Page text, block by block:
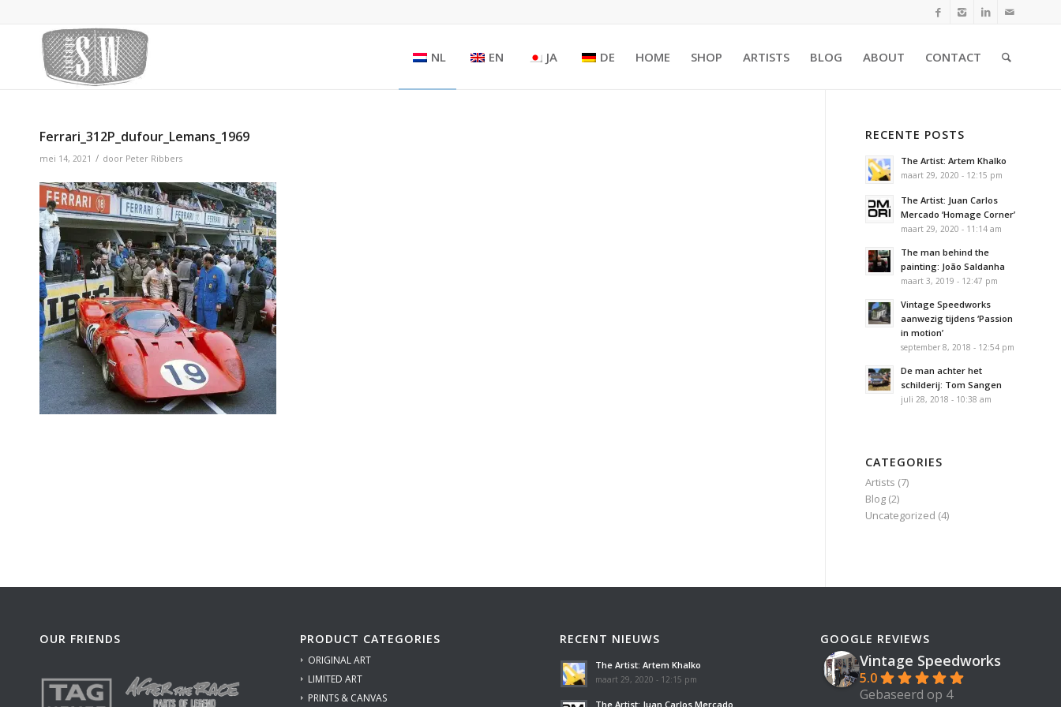
NL EN JA DE HOME SHOP ARTISTS BLOG ABOUT CONTACT
Ferrari_312P_dufour_Lemans_1969
mei 14, 2021 / door Peter Ribbers
RECENTE POSTS
The Artist: Artem Khalko
maart 29, 2020 - 12:15 pm
The Artist: Juan Carlos
Mercado ‘Homage Corner’
maart 29, 2020 - 11:14 am
The man behind the
painting: João Saldanha
maart 3, 2019 - 12:47 pm
Vintage Speedworks
aanwezig tijdens ‘Passion
in motion’
september 8, 2018 - 12:54 pm
De man achter het
schilderij: Tom Sangen
juli 28, 2018 - 10:38 am
CATEGORIES
Artists (7)
Blog (2)
Uncategorized (4)
OUR FRIENDS PRODUCT CATEGORIES
ORIGINAL ART
LIMITED ART
PRINTS & CANVAS
RECENT NIEUWS
The Artist: Artem Khalko
maart 29, 2020 - 12:15 pm
The Artist: Juan Carlos Mercado
GOOGLE REVIEWS
Vintage Speedworks
5.0
Gebaseerd op 4